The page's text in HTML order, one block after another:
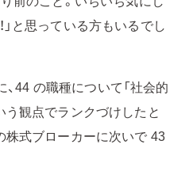
と思っている方もいるでし
44 の職種について「社会的
う観点でランクづけしたと
株式ブローカーに次いで 43